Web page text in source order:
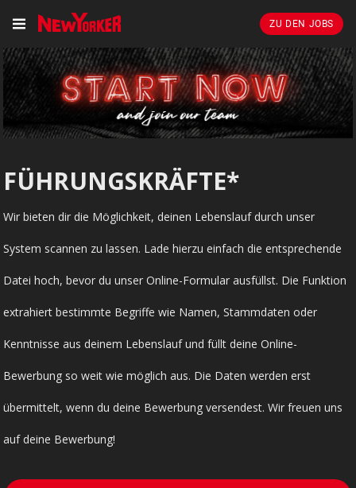
ZU DEN JOBS
FÜHRUNGSKRÄFTE*
Wir bieten dir die Möglichkeit, deinen Lebenslauf durch unser
System scannen zu lassen. Lade hierzu einfach die entsprechende
Datei hoch, bevor du unser Online-Formular ausfüllst. Die Funktion
extrahiert bestimmte Begriffe wie Namen, Stammdaten oder
Kenntnisse aus deinem Lebenslauf und füllt deine Online-
Bewerbung so weit wie möglich aus. Die Daten werden erst
übermittelt, wenn du deine Bewerbung versendest. Wir freuen uns
auf deine Bewerbung!